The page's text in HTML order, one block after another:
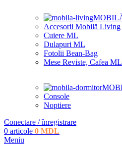
Accesorii Mobilă Living
Cuiere ML
Dulapuri ML
Fotolii Bean-Bag
Mese Reviste, Cafea ML
Console
Noptiere
Conectare / înregistrare
0 articole 0 MDL
Meniu